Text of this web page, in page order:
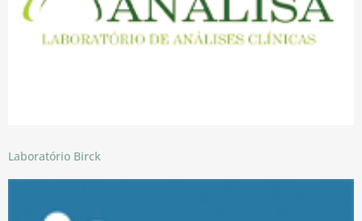
Laboratório Birck